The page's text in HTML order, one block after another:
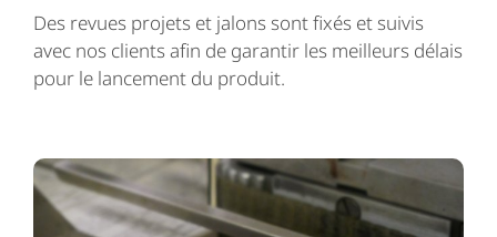
Des revues projets et jalons sont fixés et suivis
avec nos clients afin de garantir les meilleurs délais
pour le lancement du produit.